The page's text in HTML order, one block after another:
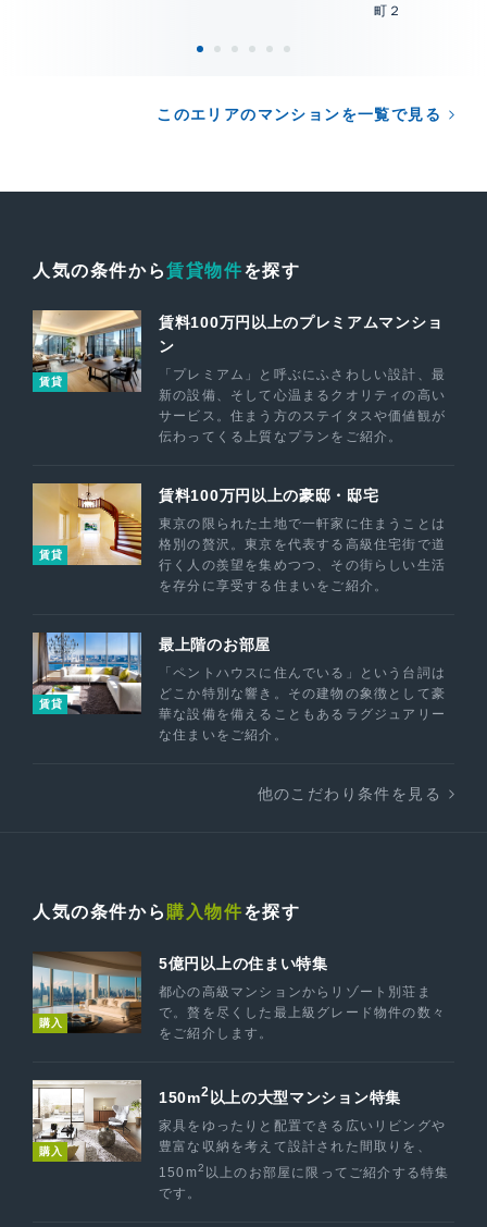
町２
このエリアのマンションを一覧で見る
人気の条件から賃貸物件を探す
賃貸
賃料100万円以上のプレミアムマンショ
ン
「プレミアム」と呼ぶにふさわしい設計、最
新の設備、そして心温まるクオリティの高い
サービス。住まう方のステイタスや価値観が
伝わってくる上質なプランをご紹介。
賃貸
賃料100万円以上の豪邸・邸宅
東京の限られた土地で一軒家に住まうことは
格別の贅沢。東京を代表する高級住宅街で道
行く人の羨望を集めつつ、その街らしい生活
を存分に享受する住まいをご紹介。
賃貸
最上階のお部屋
「ペントハウスに住んでいる」という台詞は
どこか特別な響き。その建物の象徴として豪
華な設備を備えることもあるラグジュアリー
な住まいをご紹介。
他のこだわり条件を見る
人気の条件から 購入物件を探す
購入
5億円以上の住まい特集
都心の高級マンションからリゾート別荘ま
で。贅を尽くした最上級グレード物件の数々
をご紹介します。
購入
150m2 以上の大型マンション特集
家具をゆったりと配置できる広いリビングや
豊富な収納を考えて設計された間取りを、
150m2 以上のお部屋に限ってご紹介する特集
です。